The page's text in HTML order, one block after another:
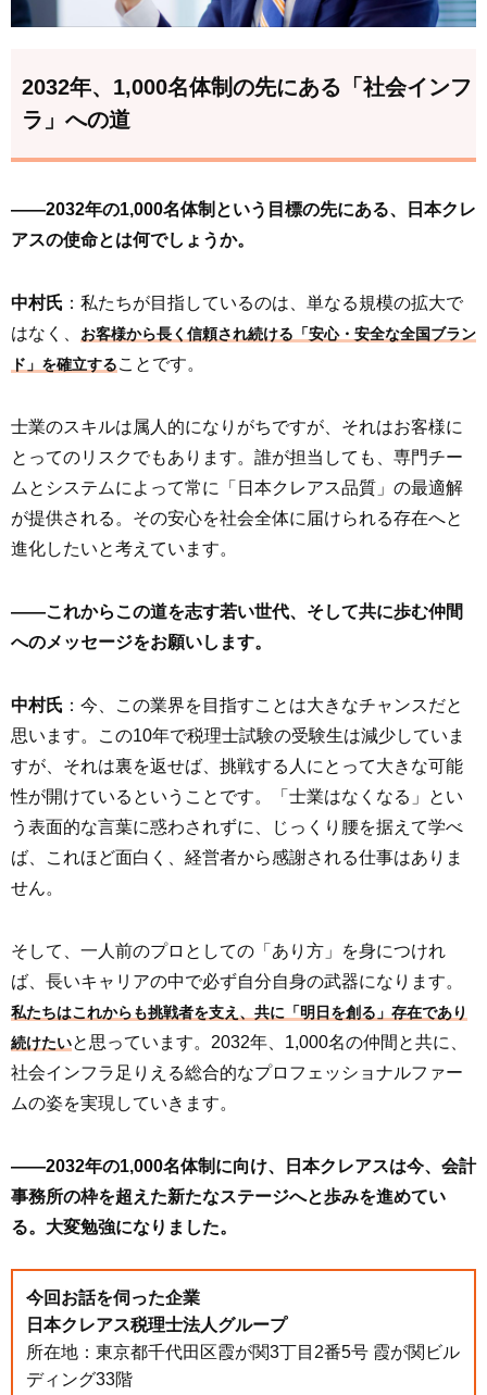
2032年、1,000名体制の先にある「社会インフ
ラ」への道
――2032年の1,000名体制という目標の先にある、日本クレ
アスの使命とは何でしょうか。
中村氏 ：私たちが目指しているのは、単なる規模の拡大で
はなく、
お客様から長く信頼され続ける「安心・安全な全国ブラン
ド」を確立する ことです。
士業のスキルは属人的になりがちですが、それはお客様に
とってのリスクでもあります。誰が担当しても、専門チー
ムとシステムによって常に「日本クレアス品質」の最適解
が提供される。その安心を社会全体に届けられる存在へと
進化したいと考えています。
――これからこの道を志す若い世代、そして共に歩む仲間
へのメッセージをお願いします。
中村氏 ：今、この業界を目指すことは大きなチャンスだと
思います。この10年で税理士試験の受験生は減少していま
すが、それは裏を返せば、挑戦する人にとって大きな可能
性が開けているということです。「士業はなくなる」とい
う表面的な言葉に惑わされずに、じっくり腰を据えて学べ
ば、これほど面白く、経営者から感謝される仕事はありま
せん。
そして、一人前のプロとしての「あり方」を身につけれ
ば、長いキャリアの中で必ず自分自身の武器になります。
私たちはこれからも挑戦者を支え、共に「明日を創る」存在であり
続けたいと思っています。2032年、1,000名の仲間と共に、
社会インフラ足りえる総合的なプロフェッショナルファー
ムの姿を実現していきます。
――2032年の1,000名体制に向け、日本クレアスは今、会計
事務所の枠を超えた新たなステージへと歩みを進めてい
る。大変勉強になりました。
今回お話を伺った企業
日本クレアス税理士法人グループ
所在地：東京都千代田区霞が関3丁目2番5号 霞が関ビル
ディング33階